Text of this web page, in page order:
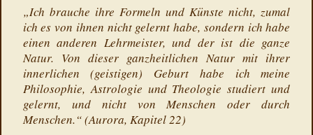
„Ich brauche ihre Formeln und Künste nicht, zumal
ich es von ihnen nicht gelernt habe, sondern ich habe
einen anderen Lehrmeister, und der ist die ganze
Natur. Von dieser ganzheitlichen Natur mit ihrer
innerlichen (geistigen) Geburt habe ich meine
Philosophie, Astrologie und Theologie studiert und
gelernt, und nicht von Menschen oder durch
Menschen.“ (Aurora, Kapitel 22)